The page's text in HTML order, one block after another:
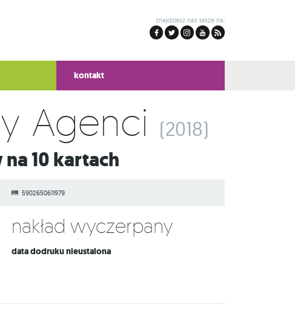
znajdziesz nas także na:
kontakt
Agenci (2018)
10 kartach
5902650611979
Nakład wyczerpany
data dodruku nieustalona